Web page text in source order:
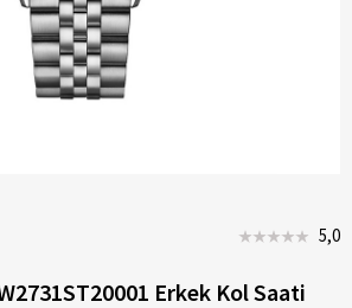
5,0
Erkek Kol Saati